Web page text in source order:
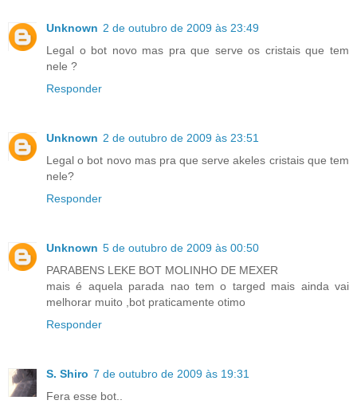
Unknown 2 de outubro de 2009 às 23:49
Legal o bot novo mas pra que serve os cristais que tem
nele ?
Responder
Unknown 2 de outubro de 2009 às 23:51
Legal o bot novo mas pra que serve akeles cristais que tem
nele?
Responder
Unknown 5 de outubro de 2009 às 00:50
PARABENS LEKE BOT MOLINHO DE MEXER
mais é aquela parada nao tem o targed mais ainda vai
melhorar muito ,bot praticamente otimo
Responder
S. Shiro 7 de outubro de 2009 às 19:31
Fera esse bot..